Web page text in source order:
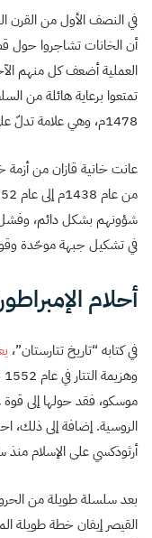
في النصف الأول من القرن
أن الخانات تشاجروا حول
العملية أضعف كل منهم
تمتعوا برعاية هائلة من
1478م، وهي علامة تدلّ على أن قوتهم كانت تتراجع.
شؤونهم بشكل دائم، وفشل
في تشكيل جبهة موحّدة
أحلام
في كتابه “تاريخ تتارستان”،
موسكو، فقد حولها إلى
الروسية. إضافة إلى ذلك،
أرثوذكسي على الإسلام
بعد سلسلة طويلة من
القيصر إيفان خطة طويلة